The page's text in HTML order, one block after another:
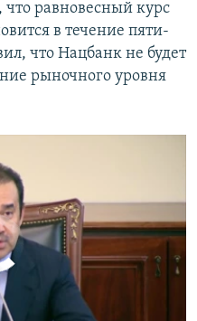
равновесный курс
в течение пяти-
что Нацбанк не будет
рыночного уровня
available
EMBED